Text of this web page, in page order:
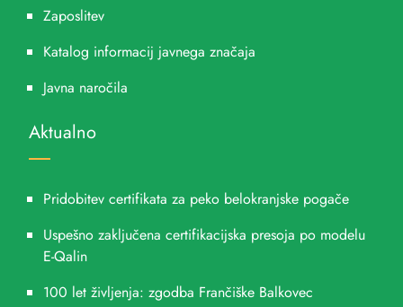
Zaposlitev
Katalog informacij javnega značaja
Javna naročila
Aktualno
Pridobitev certifikata za peko belokranjske pogače
Uspešno zaključena certifikacijska presoja po modelu
E-Qalin
100 let življenja: zgodba Frančiške Balkovec